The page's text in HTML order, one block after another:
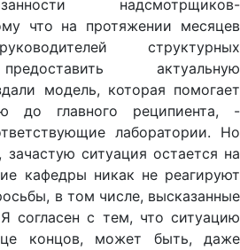
надсмотрщиков-
что на протяжении месяцев
структурных
актуальную
модель, которая помогает
до главного реципиента, -
лаборатории. Но
ситуация остается на
кафедры никак не реагируют
в том числе, высказанные
согласен с тем, что ситуацию
концов, может быть, даже